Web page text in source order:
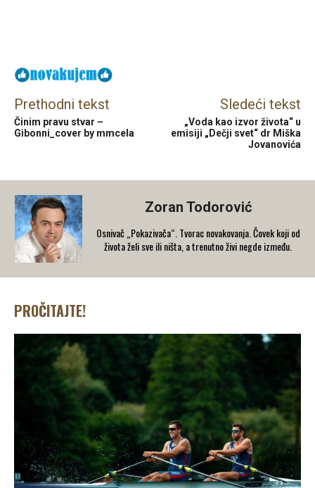
Prethodni tekst
Činim pravu stvar –
Gibonni_cover by mmcela
Sledeći tekst
„Voda kao izvor života“ u
emisiji „Dečji svet“ dr Miška
Jovanovića
Zoran Todorović
Osnivač „Pokazivača“. Tvorac novakovanja. Čovek koji od
života želi sve ili ništa, a trenutno živi negde između.
PROČITAJTE!